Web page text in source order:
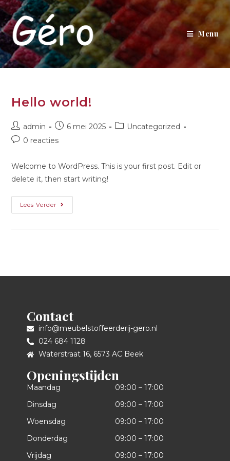
Menu
Hello world!
admin 6 mei 2025
Uncategorized
0 reacties
Welcome to WordPress. This is your first post. Edit or
delete it, then start writing!
Lees Verder
Contact
info@meubelstoffeerderij-gero.nl
024 684 1128
Waterstraat 16, 6573 AC Beek
Openingstijden
Maandag
Dinsdag
Woensdag
Donderdag
Vrijdag
09:00 – 17:00
09:00 – 17:00
09:00 – 17:00
09:00 – 17:00
09:00 – 17:00